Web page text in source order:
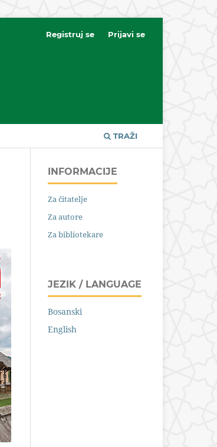
TRAŽI
Registruj se Prijavi se
INFORMACIJE
Za čitatelje
Za autore
Za bibliotekare
JEZIK / LANGUAGE
Bosanski
English